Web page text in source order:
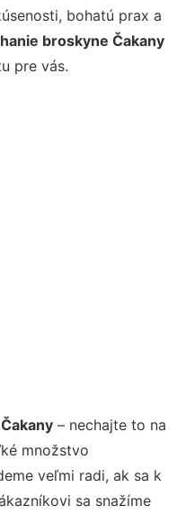
bohatú prax a
broskyne Čakany
pre vás.
– nechajte to na
množstvo
veľmi radi, ak sa k
sa snažíme